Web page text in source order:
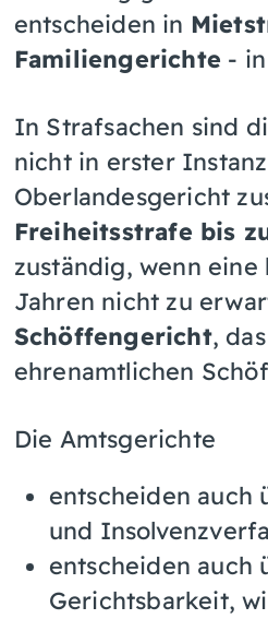
entscheiden in
Familiengerichte - in
In Strafsachen sind
nicht in erster
Oberlandesgericht
Freiheitsstrafe bis
zuständig, wenn
Jahren nicht zu
Schöffengericht,
ehrenamtlichen
Die Amtsgerichte
entscheiden auch
und
entscheiden auch
Gerichtsbarkeit,